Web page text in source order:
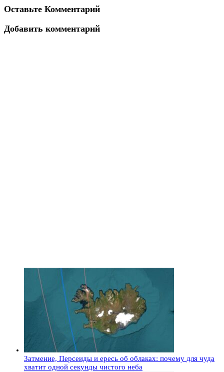
Оставьте Комментарий
Добавить комментарий
Затмение, Персеиды и ересь об облаках: почему для чуда
хватит одной секунды чистого неба